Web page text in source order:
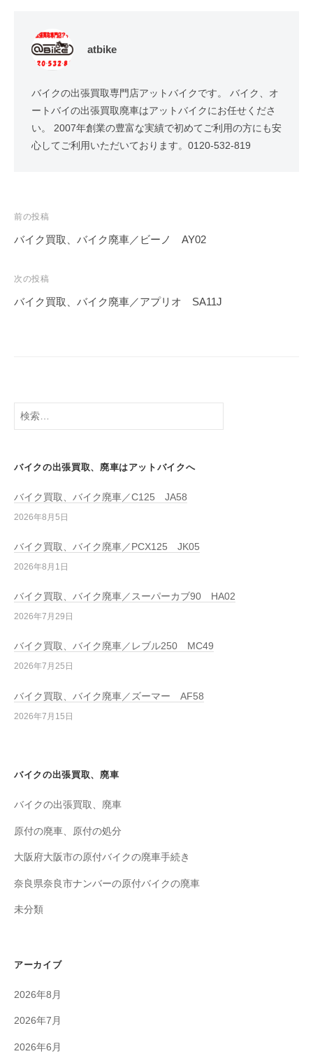
atbike
バイクの出張買取専門店アットバイクです。 バイク、オ
ートバイの出張買取廃車はアットバイクにお任せくださ
い。 2007年創業の豊富な実績で初めてご利用の方にも安
心してご利用いただいております。0120-532-819
前の投稿
バイク買取、バイク廃車／ビーノ AY02
次の投稿
バイク買取、バイク廃車／アプリオ SA11J
バイクの出張買取、廃車はアットバイクへ
バイク買取、バイク廃車／C125 JA58
2026年8月5日
バイク買取、バイク廃車／PCX125 JK05
2026年8月1日
バイク買取、バイク廃車／スーパーカブ90 HA02
2026年7月29日
バイク買取、バイク廃車／レブル250 MC49
2026年7月25日
バイク買取、バイク廃車／ズーマー AF58
2026年7月15日
バイクの出張買取、廃車
バイクの出張買取、廃車
原付の廃車、原付の処分
大阪府大阪市の原付バイクの廃車手続き
奈良県奈良市ナンバーの原付バイクの廃車
未分類
アーカイブ
2026年8月
2026年7月
2026年6月